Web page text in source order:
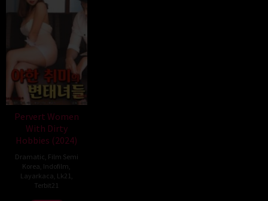
Pervert Women
With Dirty
Hobbies (2024)
Dramatic Film Semi
Korea Indofilm
Layarkaca Lk21
Terbit21